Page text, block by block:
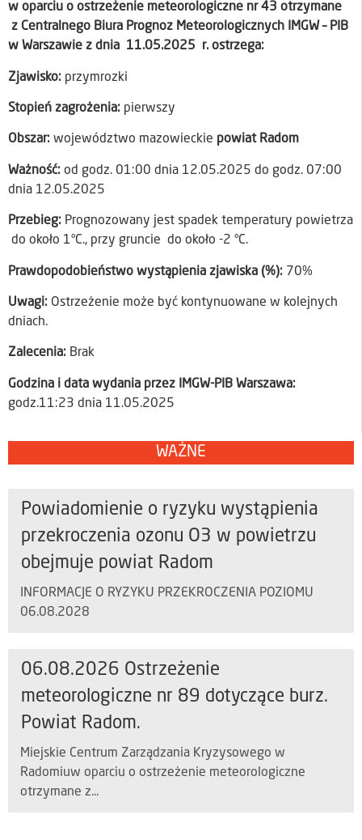
w oparciu o ostrzeżenie meteorologiczne nr 43 otrzymane
z Centralnego Biura Prognoz Meteorologicznych IMGW – PIB
w Warszawie z dnia 11.05.2025 r. ostrzega:
Zjawisko: przymrozki
Stopień zagrożenia: pierwszy
Obszar: województwo mazowieckie powiat Radom
Ważność: od godz. 01:00 dnia 12.05.2025 do godz. 07:00
dnia 12.05.2025
Przebieg: Prognozowany jest spadek temperatury powietrza
do około 1°C., przy gruncie do około -2 °C.
Prawdopodobieństwo wystąpienia zjawiska (%): 70%
Uwagi: Ostrzeżenie może być kontynuowane w kolejnych
dniach.
Zalecenia: Brak
Godzina i data wydania przez IMGW-PIB Warszawa:
godz.11:23 dnia 11.05.2025
WAŻNE
Powiadomienie o ryzyku wystąpienia
przekroczenia ozonu O3 w powietrzu
obejmuje powiat Radom
INFORMACJE O RYZYKU PRZEKROCZENIA POZIOMU
06.08.2028
06.08.2026 Ostrzeżenie
meteorologiczne nr 89 dotyczące burz.
Powiat Radom.
Miejskie Centrum Zarządzania Kryzysowego w
Radomiuw oparciu o ostrzeżenie meteorologiczne
otrzymane z...